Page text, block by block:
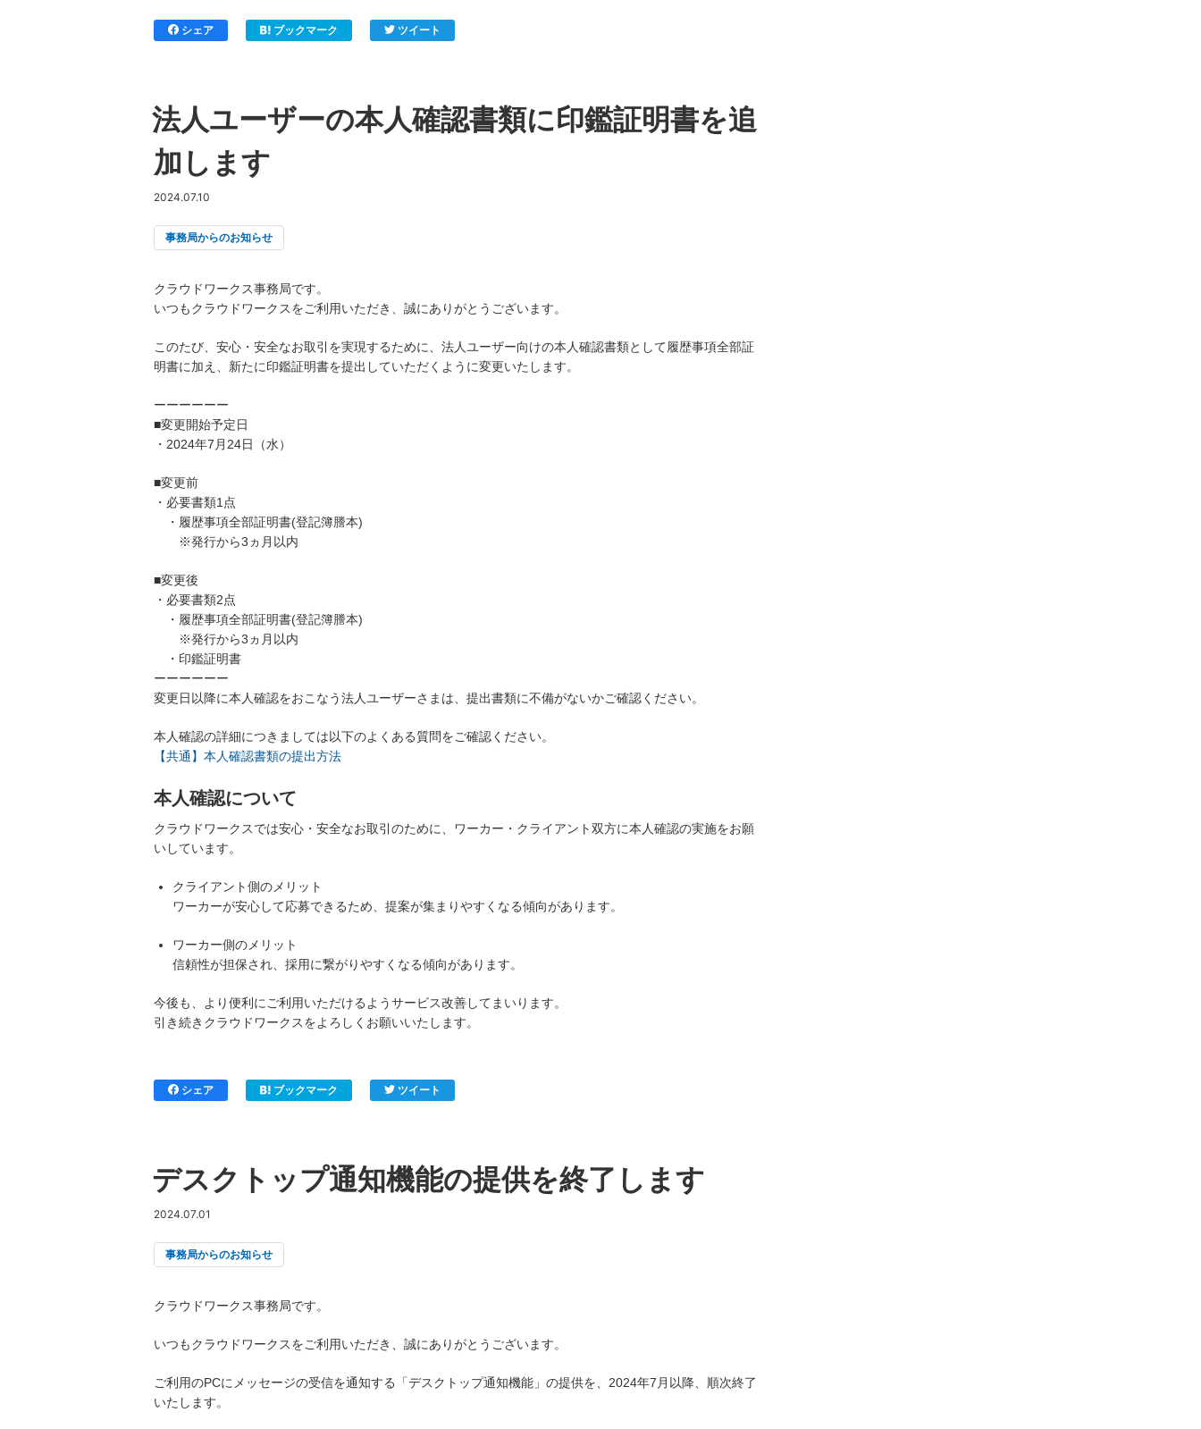
シェア ブックマーク ツイート
法人ユーザーの本人確認書類に印鑑証明書を追
加します
2024.07.10
事務局からのお知らせ
クラウドワークス事務局です。
いつもクラウドワークスをご利用いただき、誠にありがとうございます。
このたび、安心・安全なお取引を実現するために、法人ユーザー向けの本人確認書類として履歴事項全部証
明書に加え、新たに印鑑証明書を提出していただくように変更いたします。
ーーーーーー
■変更開始予定日
・2024年7月24日（水）
■変更前
・必要書類1点
・履歴事項全部証明書(登記簿謄本)
※発行から3ヵ月以内
■変更後
・必要書類2点
・履歴事項全部証明書(登記簿謄本)
※発行から3ヵ月以内
・印鑑証明書
ーーーーーー
変更日以降に本人確認をおこなう法人ユーザーさまは、提出書類に不備がないかご確認ください。
本人確認の詳細につきましては以下のよくある質問をご確認ください。
【共通】本人確認書類の提出方法
本人確認について
クラウドワークスでは安心・安全なお取引のために、ワーカー・クライアント双方に本人確認の実施をお願
いしています。
クライアント側のメリット
ワーカーが安心して応募できるため、提案が集まりやすくなる傾向があります。
ワーカー側のメリット
信頼性が担保され、採用に繋がりやすくなる傾向があります。
今後も、より便利にご利用いただけるようサービス改善してまいります。
引き続きクラウドワークスをよろしくお願いいたします。
シェア ブックマーク ツイート
デスクトップ通知機能の提供を終了します
2024.07.01
事務局からのお知らせ
クラウドワークス事務局です。
いつもクラウドワークスをご利用いただき、誠にありがとうございます。
ご利用のPCにメッセージの受信を通知する「デスクトップ通知機能」の提供を、2024年7月以降、順次終了
いたします。